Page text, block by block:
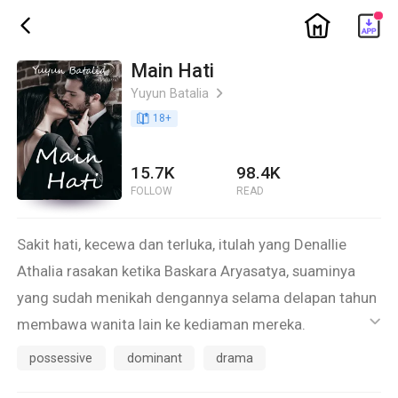
ic_back ic_home
Main Hati
Yuyun Batalia ic_arrow_right
book_age 18+
15.7K
FOLLOW
98.4K
READ
Sakit hati, kecewa dan terluka, itulah yang Denallie
Athalia rasakan ketika Baskara Aryasatya, suaminya
yang sudah menikah dengannya selama delapan tahun
membawa wanita lain ke kediaman mereka.
Athalia lebih terluka lagi ketika mengetahui bahwa
ic_default
possessive dominant drama